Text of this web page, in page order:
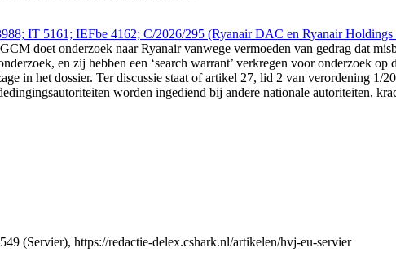
IT 5161; IEFbe 4162; C/2026/295 (Ryanair DAC en Ryanair
doet onderzoek naar Ryanair vanwege vermoeden van gedrag dat
en zij hebben een ‘search warrant’ verkregen voor onderzoek
in het dossier. Ter discussie staat of artikel 27, lid 2 van verordening 1/
worden ingediend bij andere nationale autoriteiten,
(Servier), https://redactie-delex.cshark.nl/artikelen/hvj-eu-servier